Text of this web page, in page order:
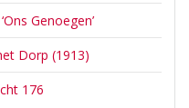
Genoegen’
Dorp (1913)
176